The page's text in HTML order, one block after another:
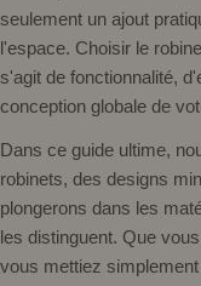
seulement un ajout
l'espace. Choisir le
s'agit de fonctionnalité,
conception globale de
Dans ce guide ultime,
robinets, des designs
plongerons dans les
les distinguent. Que
vous mettiez